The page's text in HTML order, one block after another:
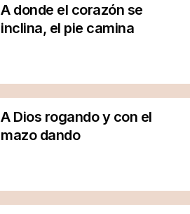
A donde el corazón se
inclina, el pie camina
A Dios rogando y con el
mazo dando